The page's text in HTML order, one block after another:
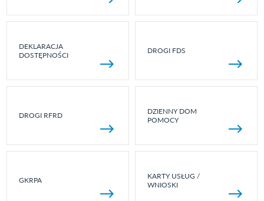
DEKLARACJA
DOSTĘPNOŚCI
DROGI FDS
DROGI RFRD
DZIENNY DOM
POMOCY
GKRPA
KARTY USŁUG /
WNIOSKI